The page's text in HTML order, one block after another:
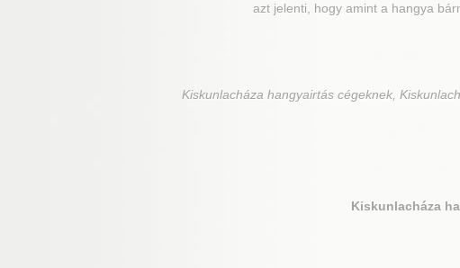
azt jelenti, hogy amint a hangya
Kiskunlacháza hangyairtás cégeknek,
Kiskunlacháza